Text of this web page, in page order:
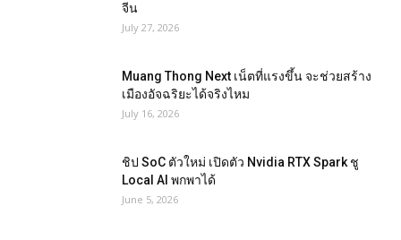
จีน
July 27, 2026
Muang Thong Next เน็ตที่แรงขึ้น จะช่วยสร้าง
เมืองอัจฉริยะได้จริงไหม
July 16, 2026
ชิป SoC ตัวใหม่ เปิดตัว Nvidia RTX Spark ชู
Local AI พกพาได้
June 5, 2026